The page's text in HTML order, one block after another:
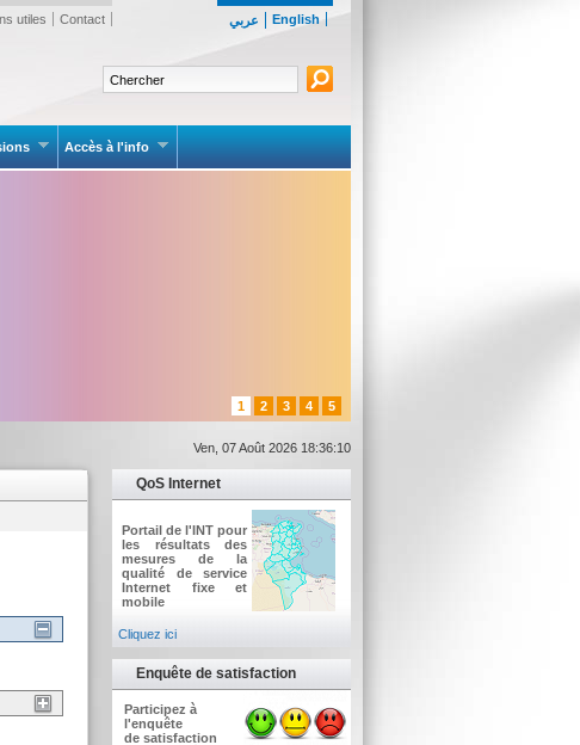
عربي English
Contact
utiles
Accès à l'info
1 2 3 4 5
Ven, 07 Août 2026 18:36:10
QoS Internet
Portail de l'INT pour
les résultats des
mesures de la
qualité de service
Internet fixe et
mobile
Cliquez ici
Enquête de satisfaction
Participez à
l'enquête
de satisfaction